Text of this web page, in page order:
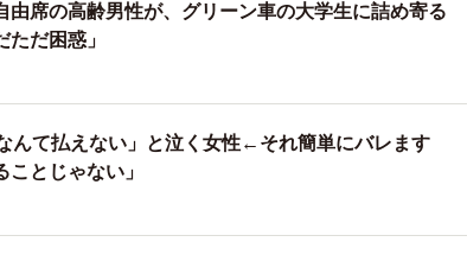
由席の高齢男性が、グリーン車の大学生に詰め寄る
だ困惑」
んて払えない」と泣く女性←それ簡単にバレます
とじゃない」